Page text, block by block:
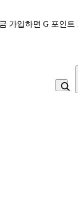
가입하면 G 포인트